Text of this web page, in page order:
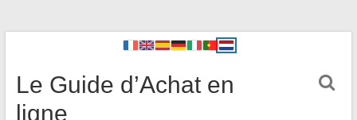
Le Guide d’Achat en
ligne